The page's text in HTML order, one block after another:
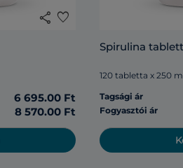
share favorite
6 695.00 Ft
8 570.00 Ft
Spirulina
120 tabletta x 250
Tagsági ár
Fogyasztói ár